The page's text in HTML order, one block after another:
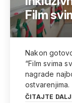
Film
Nakon
“Film svima
nagrade
ostvarenjima.
ČITAJTE